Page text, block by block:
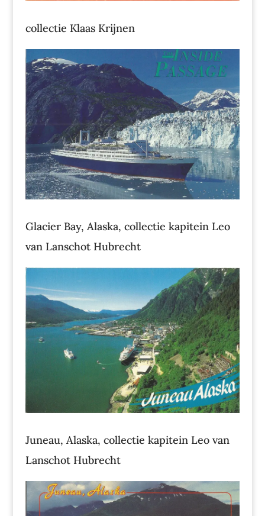
collectie Klaas Krijnen
Glacier Bay, Alaska, collectie kapitein Leo
van Lanschot Hubrecht
Juneau, Alaska, collectie kapitein Leo van
Lanschot Hubrecht